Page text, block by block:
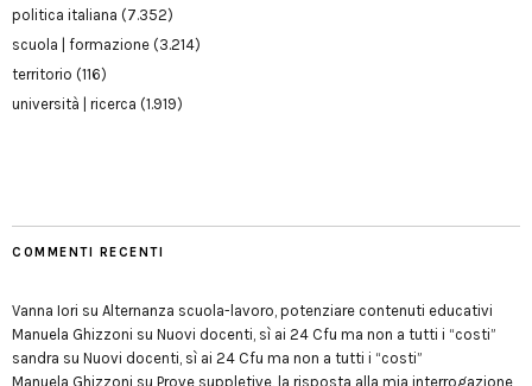
politica italiana (7.352)
scuola | formazione (3.214)
territorio (116)
università | ricerca (1.919)
COMMENTI RECENTI
Vanna Iori su Alternanza scuola-lavoro, potenziare contenuti educativi
Manuela Ghizzoni su Nuovi docenti, sì ai 24 Cfu ma non a tutti i “costi”
sandra su Nuovi docenti, sì ai 24 Cfu ma non a tutti i “costi”
Manuela Ghizzoni su Prove suppletive, la risposta alla mia interrogazione